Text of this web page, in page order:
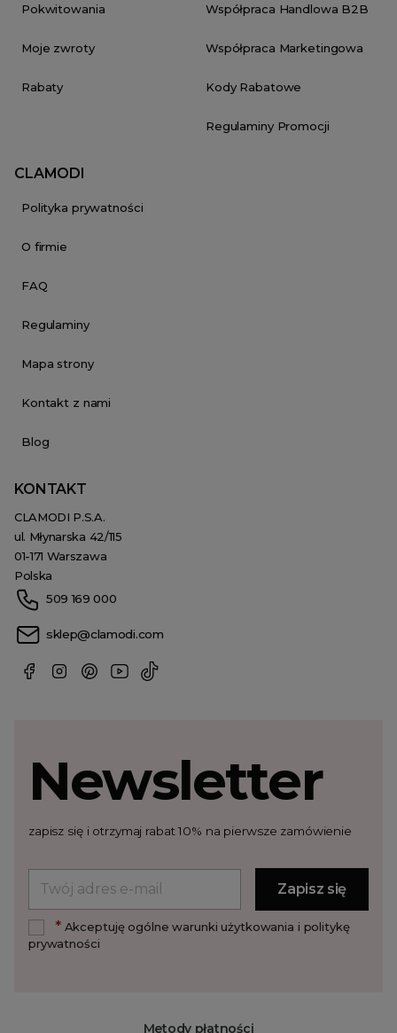
Pokwitowania
Moje zwroty
Rabaty
Współpraca Handlowa B2B
Współpraca Marketingowa
Kody Rabatowe
Regulaminy Promocji
CLAMODI
Polityka prywatności
O firmie
FAQ
Regulaminy
Mapa strony
Kontakt z nami
Blog
KONTAKT
CLAMODI P.S.A.
ul. Młynarska 42/115
01-171 Warszawa
Polska
509 169 000
sklep@clamodi.com
Metody płatności
Newsletter
zapisz się i otrzymaj rabat 10% na pierwsze zamówienie
*Akceptuję ogólne warunki użytkowania i politykę
prywatności